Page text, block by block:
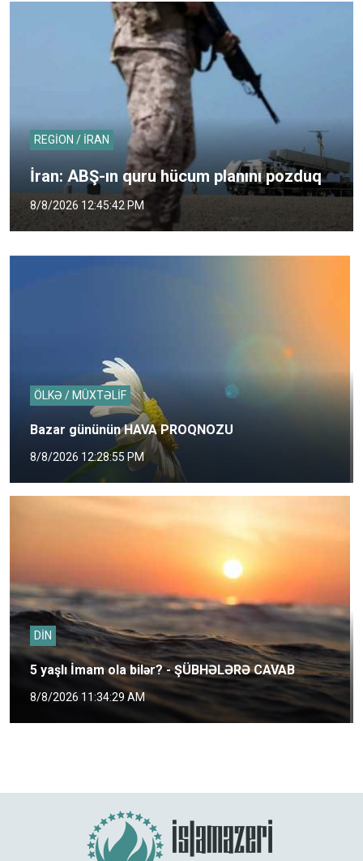
REGİON / İRAN
İran: ABŞ-ın quru hücum planını pozduq
8/8/2026 12:45:42 PM
ÖLKƏ / MÜXTƏLİF
Bazar gününün HAVA PROQNOZU
8/8/2026 12:28:55 PM
DİN
5 yaşlı İmam ola bilər? - ŞÜBHƏLƏRƏ CAVAB
8/8/2026 11:34:29 AM